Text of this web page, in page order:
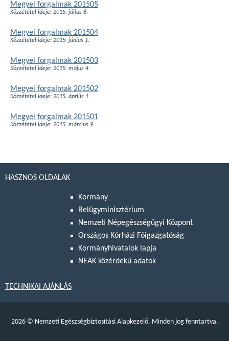
Megyei forgalmak 201505
Közzététel ideje: 2015. július 6.
Megyei forgalmak 201504
Közzététel ideje: 2015. június 1.
Megyei forgalmak 201503
Közzététel ideje: 2015. május 4.
Megyei forgalmak 201502
Közzététel ideje: 2015. április 1.
Megyei forgalmak 201501
Közzététel ideje: 2015. március 9.
HASZNOS OLDALAK
Kormány
Belügyminisztérium
Nemzeti Népegészségügyi Központ
Országos Kórházi Főigazgatóság
Kormányhivatalok lapja
NEAK közérdekű adatok
TECHNIKAI AJÁNLÁS
2026 © Nemzeti Egészségbiztosítási Alapkezelő. Minden jog fenntartva.